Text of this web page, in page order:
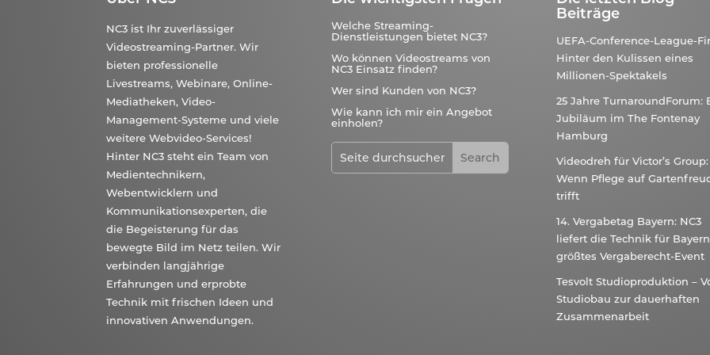
NC3 ist Ihr zuverlässiger
Videostreaming-Partner. Wir
bieten professionelle
Livestreams, Webinare, Online-
Mediatheken, Video-
Management-Systeme und viele
weitere Webvideo-Services!
Hinter NC3 steht ein Team von
Medientechnikern,
Webentwicklern und
Kommunikationsexperten, die
die Begeisterung für das
bewegte Bild im Netz teilen. Wir
verbinden langjährige
Erfahrungen und erprobte
Technik mit frischen Ideen und
innovativen Anwendungen.
Welche Streaming-
Dienstleistungen bietet NC3?
Wo können Videostreams von
NC3 Einsatz finden?
Wer sind Kunden von NC3?
Wie kann ich mir ein Angebot
einholen?
Beiträge
UEFA-Conference-League-
Hinter den Kulissen eines
Millionen-Spektakels
25 Jahre TurnaroundForum:
Jubiläum im The Fontenay
Hamburg
Videodreh für Victor’s Group:
Wenn Pflege auf
trifft
14. Vergabetag Bayern: NC3
liefert die Technik für
größtes Vergaberecht-Event
Tesvolt Studioproduktion –
Studiobau zur dauerhaften
Zusammenarbeit